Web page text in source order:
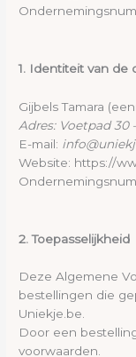
1. Identiteit van de
Gijbels Tamara
Adres: Voetpad 30
E-mail:
Website: https://
2. Toepasselijkheid
Deze Algemene
bestellingen die
Uniekje.be.
Door een
voorwaarden.